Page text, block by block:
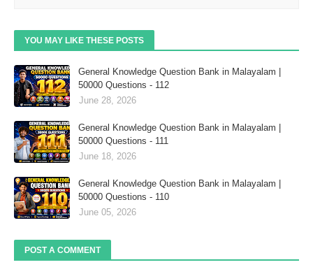
YOU MAY LIKE THESE POSTS
General Knowledge Question Bank in Malayalam |
50000 Questions - 112
June 28, 2026
General Knowledge Question Bank in Malayalam |
50000 Questions - 111
June 18, 2026
General Knowledge Question Bank in Malayalam |
50000 Questions - 110
June 05, 2026
POST A COMMENT